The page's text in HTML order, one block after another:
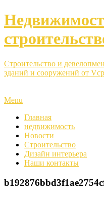
Строительство и
зданий и сооружений от
Menu
Главная
недвижимость
Новости
Строительство
Дизайн интерьера
Наши контакты